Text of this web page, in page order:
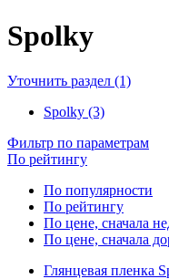
Spolky
Уточнить раздел (1)
Spolky (3)
Фильтр по параметрам
По рейтингу
По популярности
По рейтингу
По цене, сначала
По цене, сначала
Глянцевая пленка